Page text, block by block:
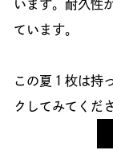
います。耐久性
ています。
この夏１枚は持
クしてみてくだ